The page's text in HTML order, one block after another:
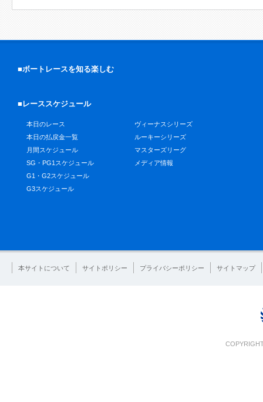
■ボートレースを知る楽しむ
■レーススケジュール
本日のレース
本日の払戻金一覧
月間スケジュール
SG・PG1スケジュール
G1・G2スケジュール
G3スケジュール
ヴィーナスシリーズ
ルーキーシリーズ
マスターズリーグ
メディア情報
本サイトについて サイトポリシー プライバシーポリシー サイトマップ